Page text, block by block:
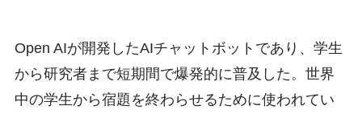
Open AIが開発したAIチャットボットであり、学生
から研究者まで短期間で爆発的に普及した。世界
中の学生から宿題を終わらせるために使われてい